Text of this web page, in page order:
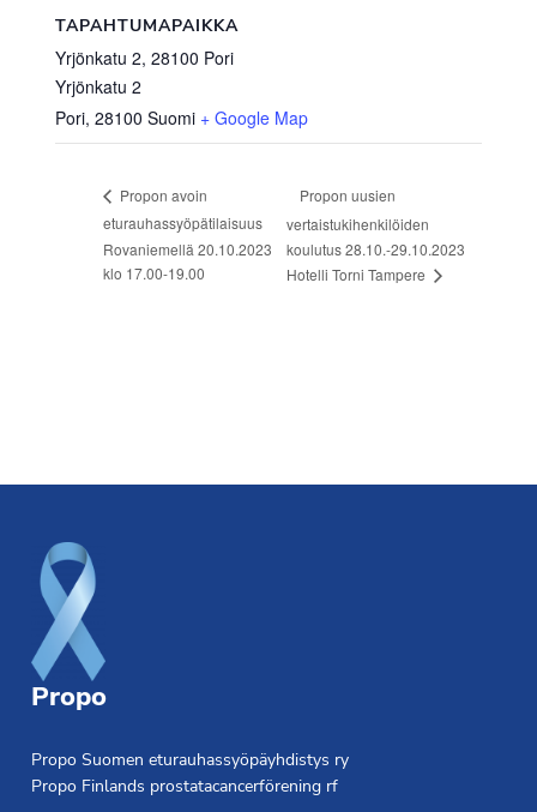
TAPAHTUMAPAIKKA
Yrjönkatu 2, 28100 Pori
Yrjönkatu 2
Pori, 28100 Suomi + Google Map
Propon avoin
eturauhassyöpätilaisuus
Rovaniemellä 20.10.2023
klo 17.00-19.00
Propon uusien
vertaistukihenkilöiden
koulutus 28.10.-29.10.2023
Hotelli Torni Tampere
Propo
Propo Suomen eturauhassyöpäyhdistys ry
Propo Finlands prostatacancerförening rf